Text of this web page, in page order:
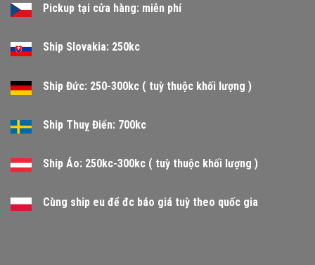
Pickup tại cửa hàng: miễn phí
Ship Slovakia: 250kc
Ship Đức: 250-300kc ( tuỳ thuộc khối lượng )
Ship Thuỵ Điển: 700kc
Ship Áo: 250kc-300kc ( tuỳ thuộc khối lượng )
Cùng ship eu để đc báo giá tuỳ theo quốc gia